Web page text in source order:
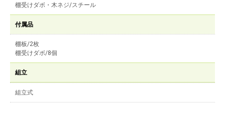
棚受けダボ・木ネジ/スチール
付属品
棚板/2枚
棚受けダボ/8個
組立
組立式